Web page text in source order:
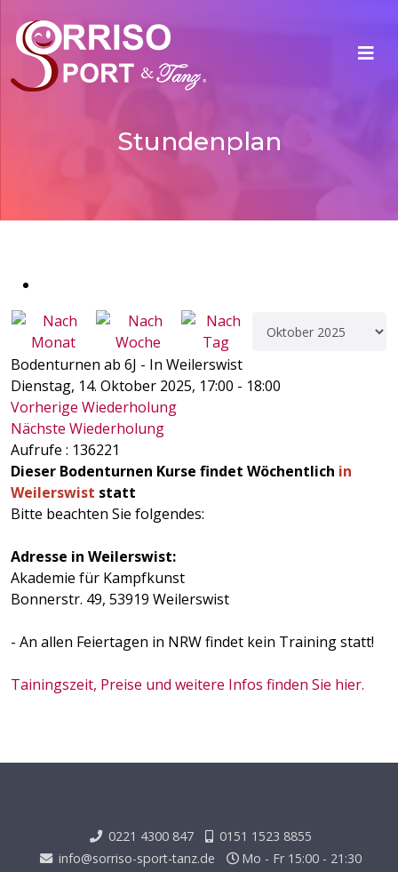
Stundenplan
Bodenturnen ab 6J - In Weilerswist
Dienstag, 14. Oktober 2025, 17:00 - 18:00
Vorherige Wiederholung
Nächste Wiederholung
Aufrufe : 136221
Dieser Bodenturnen Kurse findet Wöchentlich in
Weilerswist statt
Bitte beachten Sie folgendes:
Adresse in Weilerswist:
Akademie für Kampfkunst
Bonnerstr. 49, 53919 Weilerswist
- An allen Feiertagen in NRW findet kein Training statt!
Tainingszeit, Preise und weitere Infos finden Sie hier.
0221 4300 847
0151 1523 8855
info@sorriso-sport-tanz.de
Mo - Fr 15:00 - 21:30